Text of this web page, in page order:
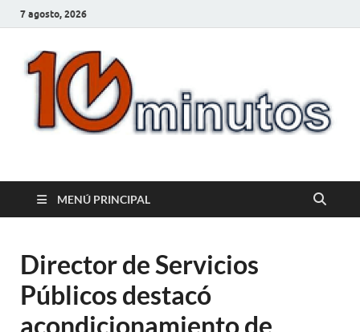
7 agosto, 2026
10minutos.com.uy
MENÚ PRINCIPAL
Director de Servicios
Públicos destacó
acondicionamiento de